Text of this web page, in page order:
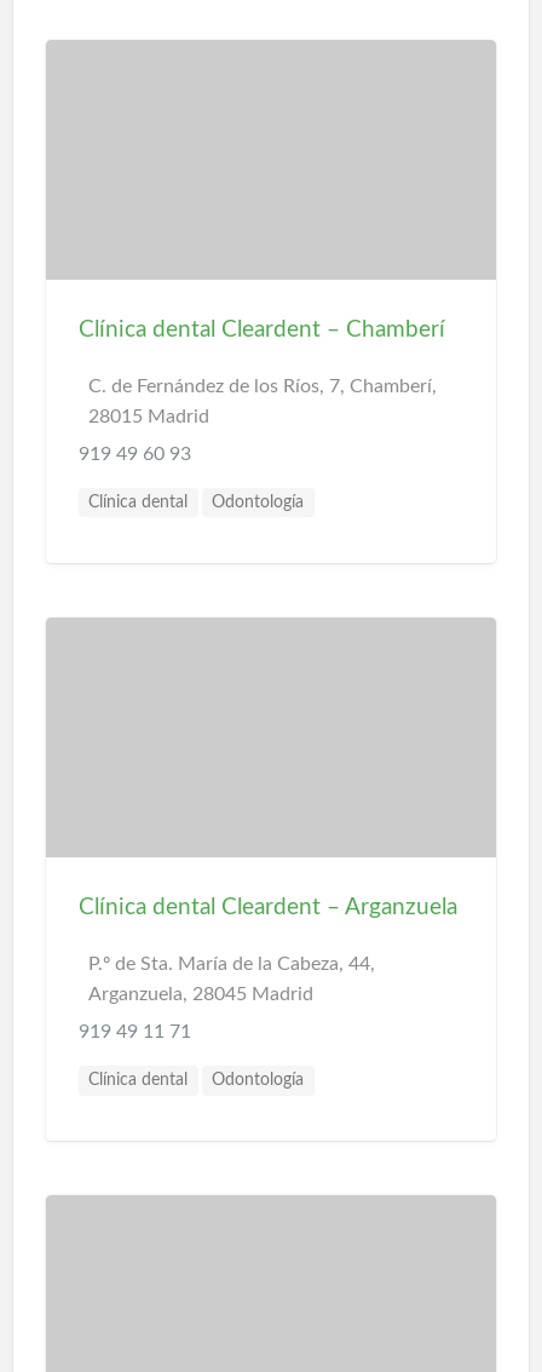
Clínica dental Cleardent – Chamberí
C. de Fernández de los Ríos, 7, Chamberí,
28015 Madrid
919 49 60 93
Clínica dental Odontología
Clínica dental Cleardent – Arganzuela
P.º de Sta. María de la Cabeza, 44,
Arganzuela, 28045 Madrid
919 49 11 71
Clínica dental Odontología